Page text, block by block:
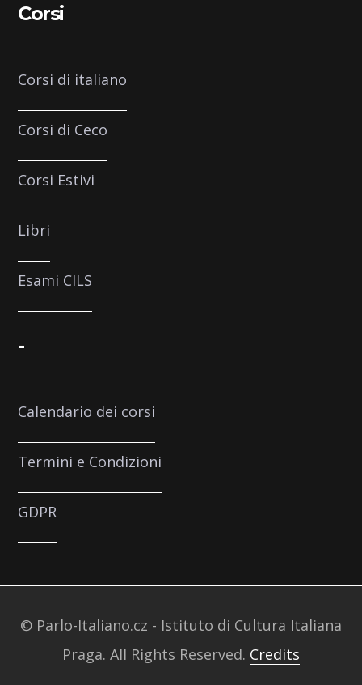
Corsi
Corsi di italiano
Corsi di Ceco
Corsi Estivi
Libri
Esami CILS
-
Calendario dei corsi
Termini e Condizioni
GDPR
© Parlo-Italiano.cz - Istituto di Cultura Italiana
Praga. All Rights Reserved. Credits